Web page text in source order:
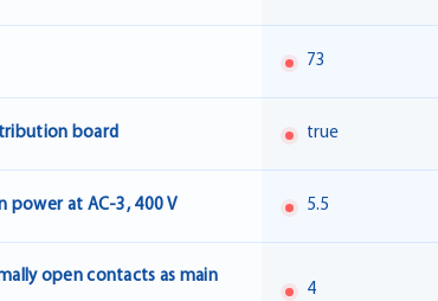
73
board true
power at AC-3, 400 V 5.5
open contacts as main
4